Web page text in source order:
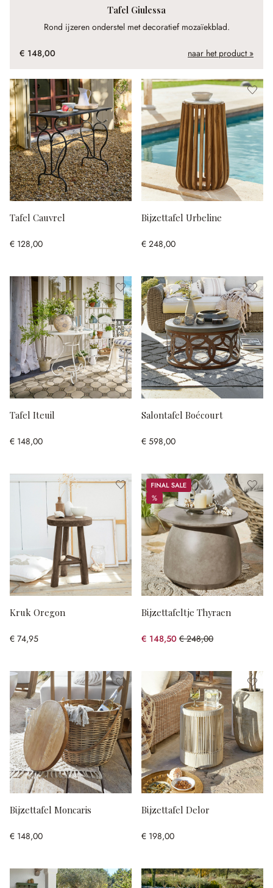
Tafel Giulessa
Rond ijzeren onderstel met decoratief mozaïekblad.
€ 148,00 naar het product »
Tafel Cauvrel
€ 128,00
Bijzettafel Urbeline
€ 248,00
Tafel Iteuil
€ 148,00
Salontafel Boécourt
€ 598,00
Kruk Oregon
€ 74,95
Sale
%
%
Bijzettafeltje Thyraen
€ 148,50 € 248,00
(40.12% gespart)
Bijzettafel Moncaris
€ 148,00
Bijzettafel Delor
€ 198,00